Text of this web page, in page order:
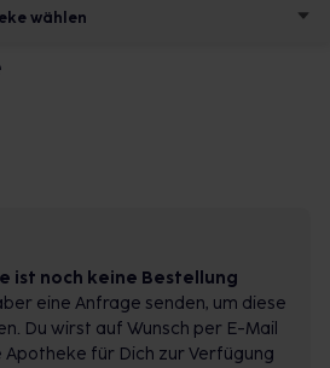
wählen
ist noch keine Bestellung
eine Anfrage senden, um diese
Du wirst auf Wunsch per E-Mail
für Dich zur Verfügung